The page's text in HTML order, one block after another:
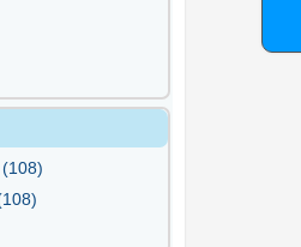
(108)